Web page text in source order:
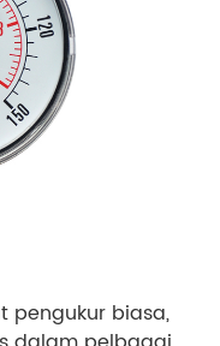
pengukur biasa,